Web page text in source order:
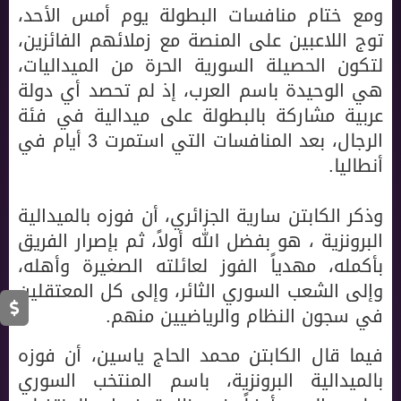
ومع ختام منافسات البطولة يوم أمس الأحد،
توج اللاعبين على المنصة مع زملائهم الفائزين،
لتكون الحصيلة السورية الحرة من الميداليات،
هي الوحيدة باسم العرب، إذ لم تحصد أي دولة
عربية مشاركة بالبطولة على ميدالية في فئة
الرجال، بعد المنافسات التي استمرت 3 أيام في
أنطاليا.
وذكر الكابتن سارية الجزائري، أن فوزه بالميدالية
البرونزية ، هو بفضل الله أولاً، ثم بإصرار الفريق
بأكمله، مهدياً الفوز لعائلته الصغيرة وأهله،
وإلى الشعب السوري الثائر، وإلى كل المعتقلين
في سجون النظام والرياضيين منهم.
فيما قال الكابتن محمد الحاج ياسين، أن فوزه
بالميدالية البرونزية، باسم المنتخب السوري